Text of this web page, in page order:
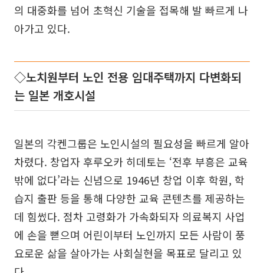
의 대중화를 넘어 초혁신 기술을 접목해 발 빠르게 나
아가고 있다.
◇노치원부터 노인 전용 임대주택까지 다변화되
는 일본 개호시설
일본의 각켄그룹은 노인시설의 필요성을 빠르게 알아
차렸다. 창업자 후루오카 히데토는 ‘전후 부흥은 교육
밖에 없다’라는 신념으로 1946년 창업 이후 학원, 학
습지 출판 등을 통해 다양한 교육 콘텐츠를 제공하는
데 힘썼다. 점차 고령화가 가속화되자 의료복지 사업
에 손을 뻗으며 어린이부터 노인까지 모든 사람이 풍
요로운 삶을 살아가는 사회실현을 목표로 달리고 있